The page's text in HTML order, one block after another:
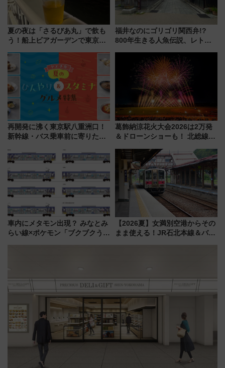
夏の夜は「さるびあ丸」で飲も
う！船上ビアガーデンで東京湾
杯……工場直送生ビールや島グ
ルメが美味い
福井なのにゴリゴリ関西弁!?
800年生きる人魚伝説、レトロ
屋カフェで非日常を！週末観光
に最適な小浜の歩き方
再開発に沸く東京駅八重洲口！
新幹線・バス乗車前に寄りたい
やり＆スタミナグルメ」6選【新
店舗も！】
葛飾納涼花火大会2026は2万発
＆ドローンショーも！ 北総線を
車、観覧スポット情報と周辺観
光まとめ（7/28開催）
車内にメタモン出現？ みなとみ
らい線×ポケモン「ブクブクうみ
【2026夏】女満別空港からその
まま使える！JR石北本線＆バス